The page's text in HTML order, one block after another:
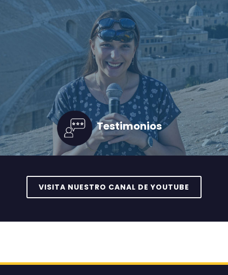
Testimonios
VISITA NUESTRO CANAL DE YOUTUBE